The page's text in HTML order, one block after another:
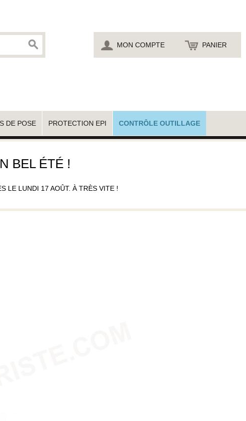
MON COMPTE PANIER
DE POSE PROTECTION EPI CONTRÔLE OUTILLAGE
BEL ÉTÉ !
LE LUNDI 17 AOÛT. À TRÈS VITE !